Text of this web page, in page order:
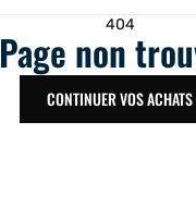
404
Page non
CONTINUER VOS ACHATS